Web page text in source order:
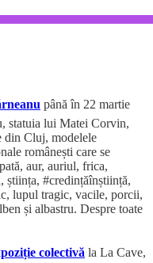
până în 22 martie
statuia lui Matei Corvin,
din Cluj, modelele
românești care se
aur, auriul, frica,
știința, #credințăînștiință,
lupul tragic, vacile, porcii,
și albastru. Despre toate
colectivă la La Cave,